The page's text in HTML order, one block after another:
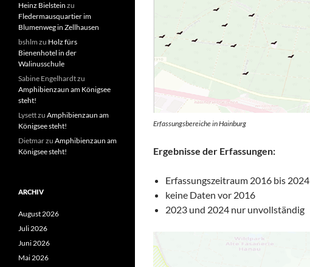
Erfassungsbereiche in Hainburg
Ergebnisse der Erfassungen:
Erfassungszeitraum 2016 bis 2024
keine Daten vor 2016
2023 und 2024 nur unvollständig
Heinz Bielstein zu
Fledermausquartier im
Blumenweg in Zellhausen
bshlm zu Holz fürs
Bienenhotel in der
Walinusschule
Sabine Engelhardtzu
Amphibienzaun am Königsee
steht!
Lysettzu Amphibienzaun am
Königsee steht!
Dietmarzu Amphibienzaun am
Königsee steht!
ARCHIV
August 2026
Juli 2026
Juni 2026
Mai 2026